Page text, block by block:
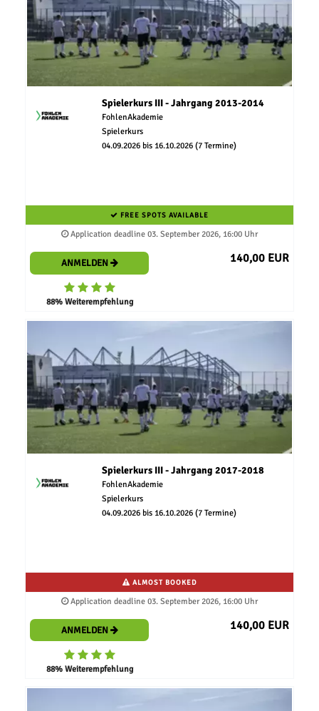
Spielerkurs III - Jahrgang 2013-2014
FohlenAkademie
Spielerkurs
04.09.2026 bis 16.10.2026 (7 Termine)
FREE SPOTS AVAILABLE
Application deadline 03. September 2026, 16:00 Uhr
ANMELDEN
88% Weiterempfehlung
140,00 EUR
Spielerkurs III - Jahrgang 2017-2018
FohlenAkademie
Spielerkurs
04.09.2026 bis 16.10.2026 (7 Termine)
ALMOST BOOKED
Application deadline 03. September 2026, 16:00 Uhr
ANMELDEN
88% Weiterempfehlung
140,00 EUR